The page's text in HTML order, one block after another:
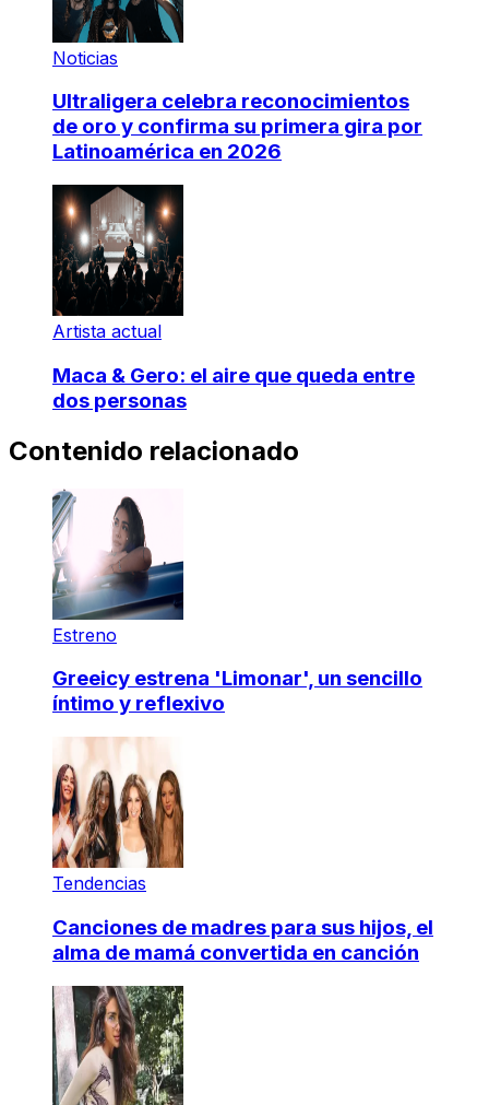
Noticias
Ultraligera celebra reconocimientos
de oro y confirma su primera gira por
Latinoamérica en 2026
Artista actual
Maca & Gero: el aire que queda entre
dos personas
Contenido relacionado
Estreno
Greeicy estrena 'Limonar', un sencillo
íntimo y reflexivo
Tendencias
Canciones de madres para sus hijos, el
alma de mamá convertida en canción